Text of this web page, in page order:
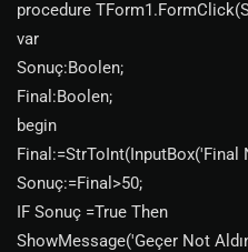
procedure
var
Sonuç:Boolen;
Final:Boolen;
begin
Final:=StrToInt(InputBox('Final
Sonuç:=Final>50;
IF Sonuç =True Then
ShowMessage('Geçer Not